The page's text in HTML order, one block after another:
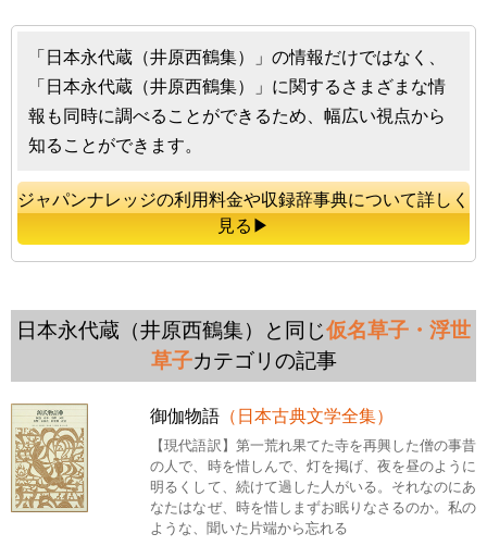
「日本永代蔵（井原西鶴集）」の情報だけではなく、
「日本永代蔵（井原西鶴集）」に関するさまざまな情
報も同時に調べることができるため、幅広い視点から
知ることができます。
ジャパンナレッジの利用料金や収録辞事典について詳しく
見る▶
日本永代蔵（井原西鶴集）と同じ仮名草子・浮世
草子カテゴリの記事
御伽物語 （日本古典文学全集）
【現代語訳】第一荒れ果てた寺を再興した僧の事昔
の人で、時を惜しんで、灯を掲げ、夜を昼のように
明るくして、続けて過した人がいる。それなのにあ
なたはなぜ、時を惜しまずお眠りなさるのか。私の
ような、聞いた片端から忘れる